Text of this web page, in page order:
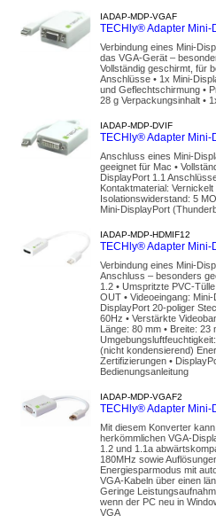
IADAP-MDP-VGAF
TECHly® Adapter Mini-
Verbindung eines Mini-
das VGA-Gerät –
Vollständig geschirmt, für
Anschlüsse • 1x Mini-
und Geflechtschirmung •
28 g Verpackungsinhalt •
IADAP-MDP-DVIF
TECHly® Adapter Mini-
Anschluss eines Mini-
geeignet für Mac •
DisplayPort 1.1
Kontaktmaterial:
Isolationswiderstand: 5
Mini-DisplayPort
IADAP-MDP-HDMIF12
TECHly® Adapter Mini-
Verbindung eines Mini-
Anschluss – besonders
1.2 • Umspritzte PVC-
OUT • Videoeingang:
DisplayPort 20-poliger
60Hz • Verstärkte
Länge: 80 mm • Breite: 23
(nicht kondensierend)
Zertifizierungen •
Bedienungsanleitung
IADAP-MDP-VGAF2
TECHly® Adapter Mini-
Mit diesem Konverter
herkömmlichen VGA-
1.2 und 1.1a
180MHz sowie
Energiesparmodus mit
VGA-Kabeln über einen
Geringe
wenn der PC neu in
VGA